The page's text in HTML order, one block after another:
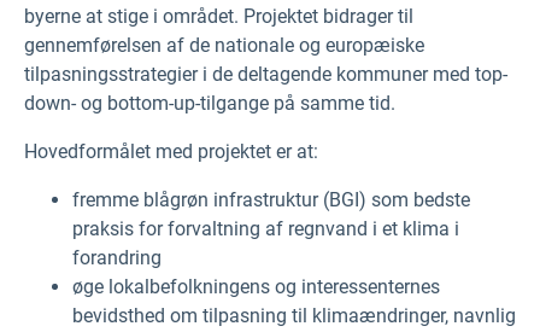
byerne at stige i området. Projektet bidrager til
gennemførelsen af de nationale og europæiske
tilpasningsstrategier i de deltagende kommuner med top-
down- og bottom-up-tilgange på samme tid.
Hovedformålet med projektet er at:
fremme blågrøn infrastruktur (BGI) som bedste
praksis for forvaltning af regnvand i et klima i
forandring
øge lokalbefolkningens og interessenternes
bevidsthed om tilpasning til klimaændringer, navnlig